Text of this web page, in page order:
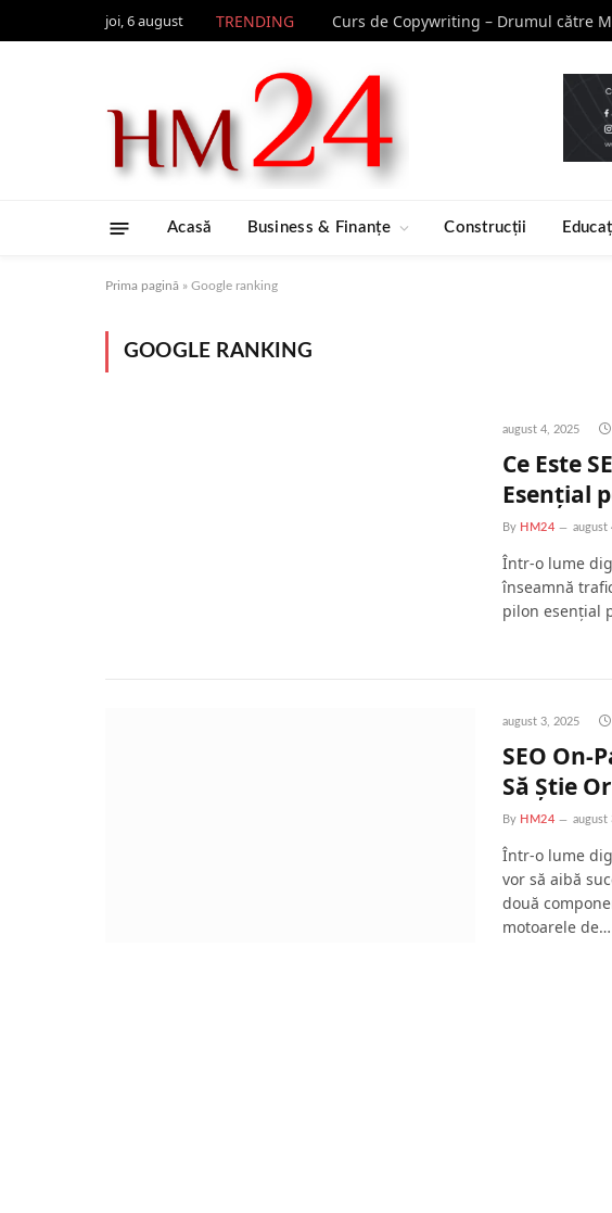
joi, 6 august TRENDING
Acasă Business & Finanțe Construcții
Prima pagină » Google ranking
GOOGLE RANKING
august 4, 2025
Ce Este
Esențial
By HM24 august
Într-o lume
înseamnă
pilon esențial
august 3, 2025
SEO On-
Să Știe
By HM24 august
Într-o lume
vor să aibă
două
motoarele de…